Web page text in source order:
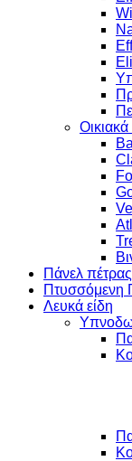
Πάνελ πέτρας
Πτυσσόμενη
Λευκά είδη